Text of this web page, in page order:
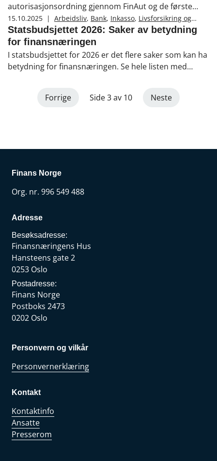
autorisasjonsordning gjennom FinAut og de første
rådgiverne er allerede autorisert.
15.10.2025 | Arbeidsliv, Bank, Inkasso, Livsforsikring og
pensjon ,Skadeforsikring ,Politikk,
Statsbudsjettet
Statsbudsjettet 2026: Saker av betydning
for finansnæringen
I statsbudsjettet for 2026 er det flere saker som kan ha
betydning for finansnæringen. Se hele listen med
Forrige
Side 3 av 10 Neste
Finans Norge
Org. nr. 996 549 488
Adresse
Besøksadresse:
Finansnæringens Hus
Hansteens gate 2
0253 Oslo
Postadresse:
Finans Norge
Postboks 2473
0202 Oslo
Personvern og vilkår
Personvernerklæring
Kontakt
Kontaktinfo
Ansatte
Presserom